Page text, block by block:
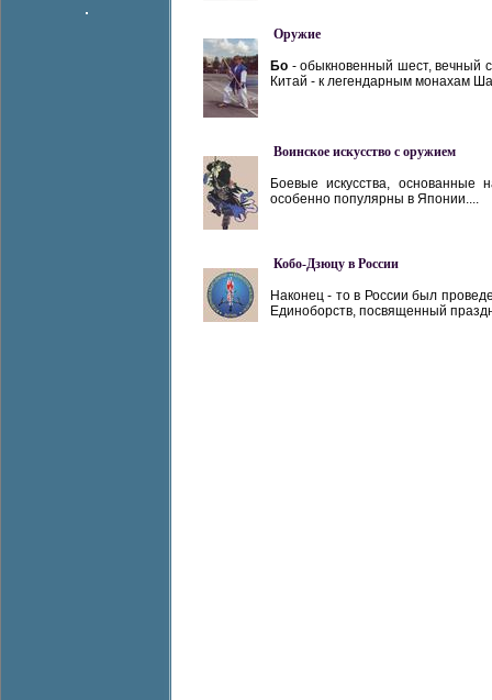
Оружие
Бо - обыкновенный шест, вечный
Китай - к легендарным монахам
Воинское искусство с оружием
Боевые искусства, основанные
особенно популярны в Японии....
Кобо-Дзюцу в России
Наконец - то в России был
Единоборств, посвященный